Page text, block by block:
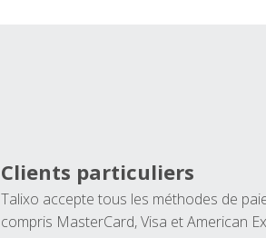
Clients particuliers
Talixo accepte tous les méthodes de
compris MasterCard, Visa et American